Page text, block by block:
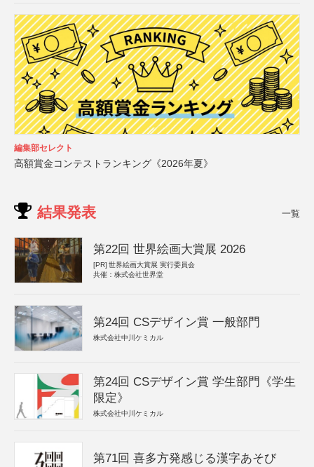
編集部セレクト
高額賞金コンテストランキング《2026年夏》
結果発表 一覧
第22回 世界絵画大賞展 2026
[PR] 世界絵画大賞展 実行委員会
共催：株式会社世界堂
第24回 CSデザイン賞 一般部門
株式会社中川ケミカル
第24回 CSデザイン賞 学生部門《学生
限定》
株式会社中川ケミカル
第71回 喜多方発感じる漢字あそび